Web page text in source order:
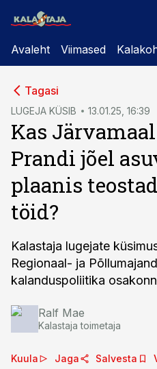
Avaleht Viimased
Tagasi
LUGEJA KÜSIB 13.01.25, 16:39
Kas
Prandi jõel
plaanis
töid?
Kalastaja lugejate
Regionaal- ja
kalanduspoliitika
Ralf Mae
Kalastaja toimetaja
Kuula Jaga Salvesta